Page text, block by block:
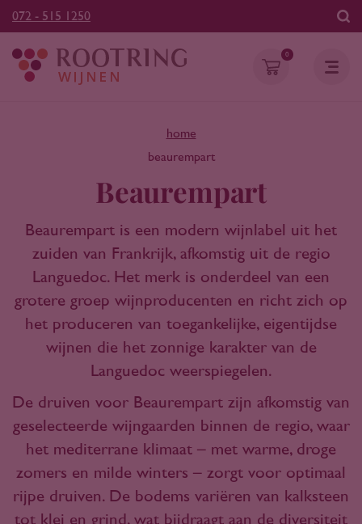
072 - 515 1250
0
home
beaurempart
Beaurempart
Beaurempart is een modern wijnlabel uit het
zuiden van Frankrijk, afkomstig uit de regio
Languedoc. Het merk is onderdeel van een
grotere groep wijnproducenten en richt zich op
het produceren van toegankelijke, eigentijdse
wijnen die het zonnige karakter van de
Languedoc weerspiegelen.
De druiven voor Beaurempart zijn afkomstig van
geselecteerde wijngaarden binnen de regio, waar
het mediterrane klimaat – met warme, droge
zomers en milde winters – zorgt voor optimaal
rijpe druiven. De bodems variëren van kalksteen
tot klei en grind, wat bijdraagt aan de diversiteit